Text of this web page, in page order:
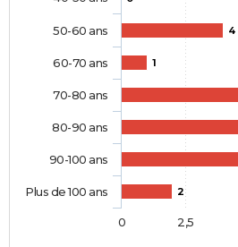
4
1
2
50-60 ans
60-70 ans
70-80 ans
80-90 ans
90-100 ans
Plus de 100 ans
0 2,5